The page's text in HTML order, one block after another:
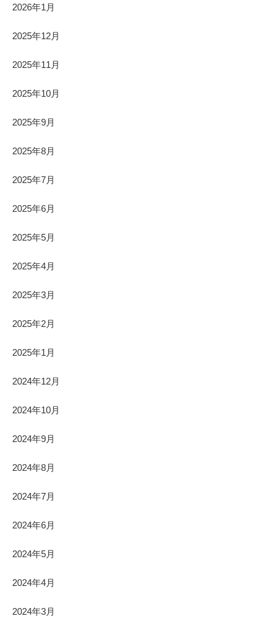
2026年1月
2025年12月
2025年11月
2025年10月
2025年9月
2025年8月
2025年7月
2025年6月
2025年5月
2025年4月
2025年3月
2025年2月
2025年1月
2024年12月
2024年10月
2024年9月
2024年8月
2024年7月
2024年6月
2024年5月
2024年4月
2024年3月